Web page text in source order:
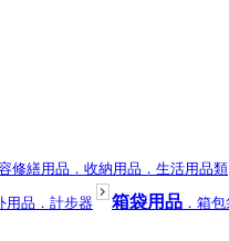
修繕用品 ．收納用品 ．生活用品類
用品 ．計步器 箱袋用品 ．箱